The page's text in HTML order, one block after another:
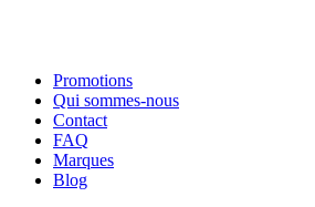
Promotions
Qui sommes-nous
Contact
FAQ
Marques
Blog